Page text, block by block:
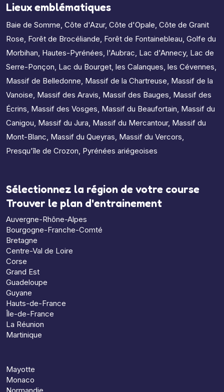
Lieux emblématiques
Baie de Somme, Côte d'Azur, Côte d'Opale, Côte de Granit
Rose, Forêt de Brocéliande, Forêt de Fontainebleau, Golfe du
Morbihan, Hautes-Pyrénées, l'Aubrac, Lac d'Annecy, Lac de
Serre-Ponçon, Lac du Bourget, les Calanques, les Cévennes,
Massif de Belledonne, Massif de la Chartreuse, Massif de la
Vanoise, Massif des Aravis, Massif des Bauges, Massif des
Écrins, Massif des Vosges, Massif du Beaufortain, Massif du
Canigou, Massif du Jura, Massif du Mercantour, Massif du
Mont-Blanc, Massif du Queyras, Massif du Vercors,
Presqu'île de Crozon, Pyrénées ariégeoises
Sélectionnez la région de votre course
Trouver le plan d'entrainement
Auvergne-Rhône-Alpes
Bourgogne-Franche-Comté
Bretagne
Centre-Val de Loire
Corse
Grand Est
Guadeloupe
Guyane
Hauts-de-France
Île-de-France
La Réunion
Martinique
Mayotte
Monaco